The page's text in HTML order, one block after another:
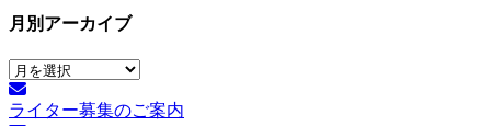
月別アーカイブ
月
別
ア
ライター募集のご案内